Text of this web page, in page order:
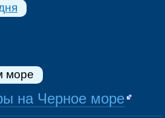
море
на Черное море